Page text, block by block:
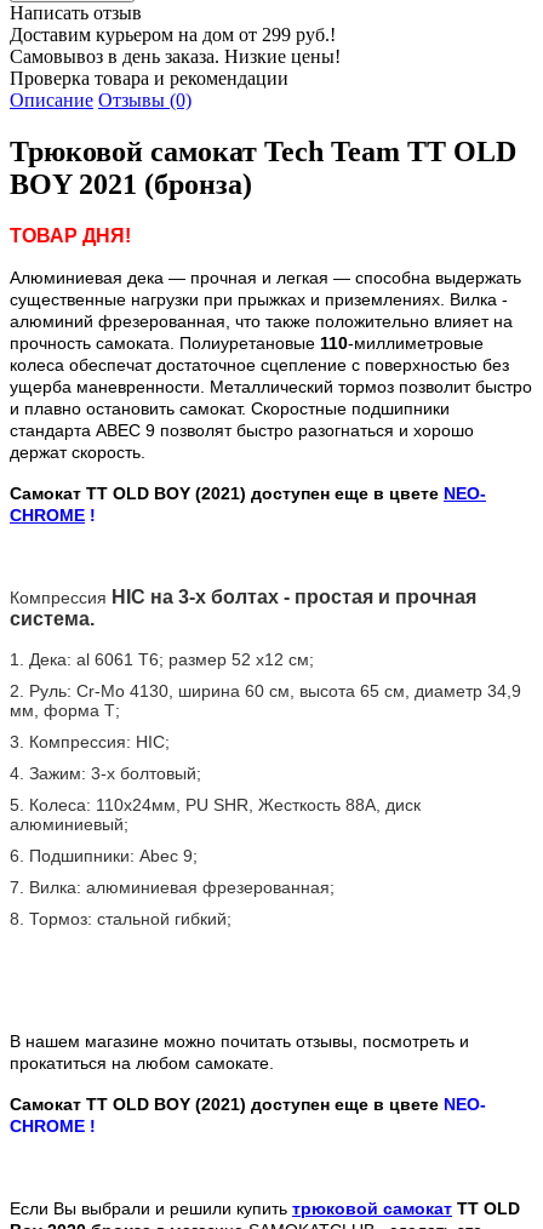
Написать отзыв
Доставим курьером на дом от 299 руб.!
Самовывоз в день заказа. Низкие цены!
Проверка товара и рекомендации
Описание Отзывы (0)
Трюковой самокат Tech Team TT OLD
BOY 2021 (бронза)
ТОВАР ДНЯ!
Алюминиевая дека — прочная и легкая — способна выдержать
существенные нагрузки при прыжках и приземлениях. Вилка -
алюминий фрезерованная, что также положительно влияет на
прочность самоката. Полиуретановые 110-миллиметровые
колеса обеспечат достаточное сцепление с поверхностью без
ущерба маневренности. Металлический тормоз позволит быстро
и плавно остановить самокат. Скоростные подшипники
стандарта ABEC 9 позволят быстро разогнаться и хорошо
держат скорость.
Самокат TT OLD BOY (2021) доступен еще в цвете NEO-
CHROME !
Компрессия HIC на 3-х болтах - простая и прочная
система.
1. Дека: al 6061 Т6; размер 52 х12 см;
2. Руль: Cr-Mo 4130, ширина 60 см, высота 65 cм, диаметр 34,9
мм, форма Т;
3. Компрессия: HIC;
4. Зажим: 3-х болтовый;
5. Колеса: 110х24мм, PU SHR, Жесткость 88А, диск
алюминиевый;
6. Подшипники: Abec 9;
7. Вилка: алюминиевая фрезерованная;
8. Тормоз: стальной гибкий;
В нашем магазине можно почитать отзывы, посмотреть и
прокатиться на любом самокате.
Самокат TT OLD BOY (2021) доступен еще в цвете NEO-
CHROME !
Если Вы выбрали и решили купить трюковой самокат TT OLD